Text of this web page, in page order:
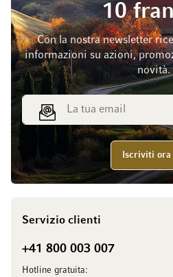
10
Con la nostra newsletter
informazioni su azioni,
novità.
Indirizzo email
Iscriviti ora
Servizio clienti
+41 800 003 007
Hotline gratuita: